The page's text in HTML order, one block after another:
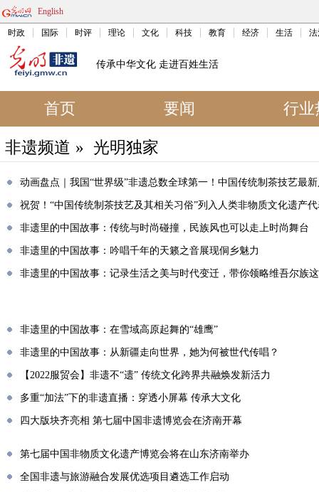
English
时政 国际 时评 理论 文化 科技 教育 经济 生活
传承中华文化 走进百姓生活
首页 要闻 行业
非遗频道 » 光明独家
动画盘点｜我国“世界级”非遗总数全球第一！中国传统制茶技艺最
祝贺！“中国传统制茶技艺及其相关习俗”列入人类非物质文化遗产
非遗里的中国故事：传统与时尚碰撞，民族风也可以走上时尚舞台
非遗里的中国故事：吟唱千年的天籁之音展现侗乡魅力
非遗里的中国故事：记录生活之美与时代变迁，带你领略维吾尔族
非遗里的中国故事：在雪域高原起舞的“雄鹰”
非遗里的中国故事：从新疆走向世界，她为何被世代传唱？
【2022服贸会】非遗不“遗” 传统文化跨界共融焕发新活力
多重“加法”下的非遗直播：穿透小屏幕 传承大文化
四大版块齐亮相 第七届中国非遗博览会在济南开幕
第七届中国非物质文化遗产博览会将在山东济南举办
全国非遗与旅游融合发展优选项目遴选工作启动